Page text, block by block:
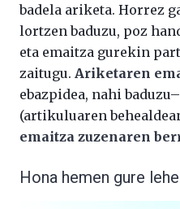
badela ariketa. Horrez
lortzen baduzu, poz
eta emaitza gurekin
zaitugu. Ariketaren
ebazpidea, nahi
(artikuluaren
emaitza zuzenaren
Hona hemen gure